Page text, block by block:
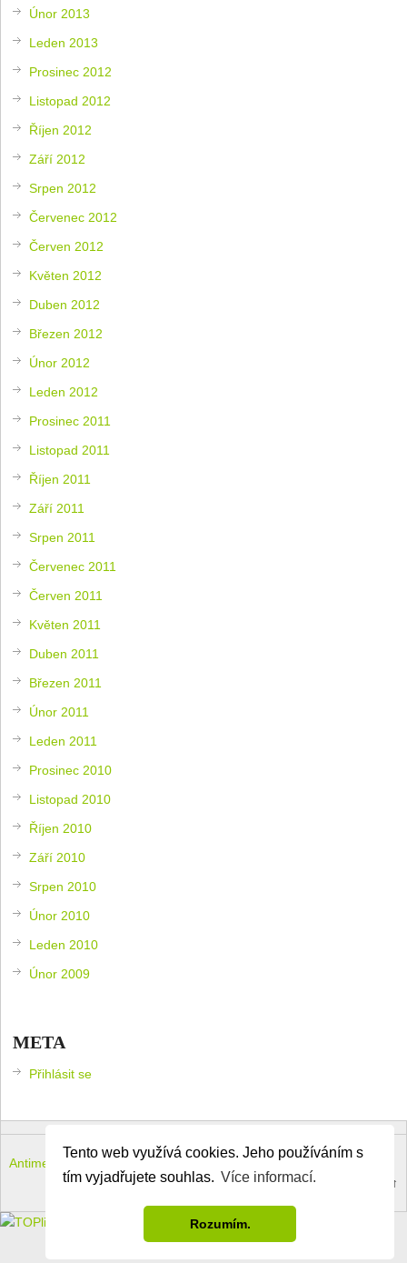
Tento web využívá cookies. Jeho používáním s
tím vyjadřujete souhlas. Více informací.
Rozumím.
Únor 2013
Leden 2013
Prosinec 2012
Listopad 2012
Říjen 2012
Září 2012
Srpen 2012
Červenec 2012
Červen 2012
Květen 2012
Duben 2012
Březen 2012
Únor 2012
Leden 2012
Prosinec 2011
Listopad 2011
Říjen 2011
Září 2011
Srpen 2011
Červenec 2011
Červen 2011
Květen 2011
Duben 2011
Březen 2011
Únor 2011
Leden 2011
Prosinec 2010
Listopad 2010
Říjen 2010
Září 2010
Srpen 2010
Únor 2010
Leden 2010
Únor 2009
META
Přihlásit se
Antimeloun – komouši dneška
Copyright © 2026.
Theme byMyThemeShop. Back to Top ↑